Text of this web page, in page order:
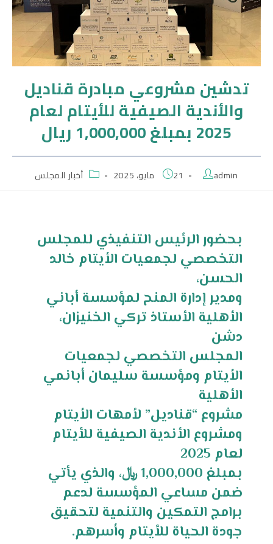
تدشين مشروعي مبادرة قناديل
والأندية الصيفية للأيتام لعام
2025 بمبلغ 1,000,000 ريال
admin 21 مايو، 2025 أخبار المجلس
بحضور الرئيس التنفيذي للمجلس
التخصصي لجمعيات الأيتام خالد
الحسن،
ومدير إدارة المنح لمؤسسة أباني
الأهلية الأستاذ تركي الخنيزان،
دشن
المجلس التخصصي لجمعيات
الأيتام ومؤسسة سليمان أبانمي
الأهلية
مشروع “قناديل” لأمهات الأيتام
ومشروع الأندية الصيفية للأيتام
لعام 2025
بمبلغ 1,000,000 ﷼، والذي يأتي
ضمن مساعي المؤسسة لدعم
برامج التمكين والتنمية لتحقيق
جودة الحياة للأيتام وأسرهم.